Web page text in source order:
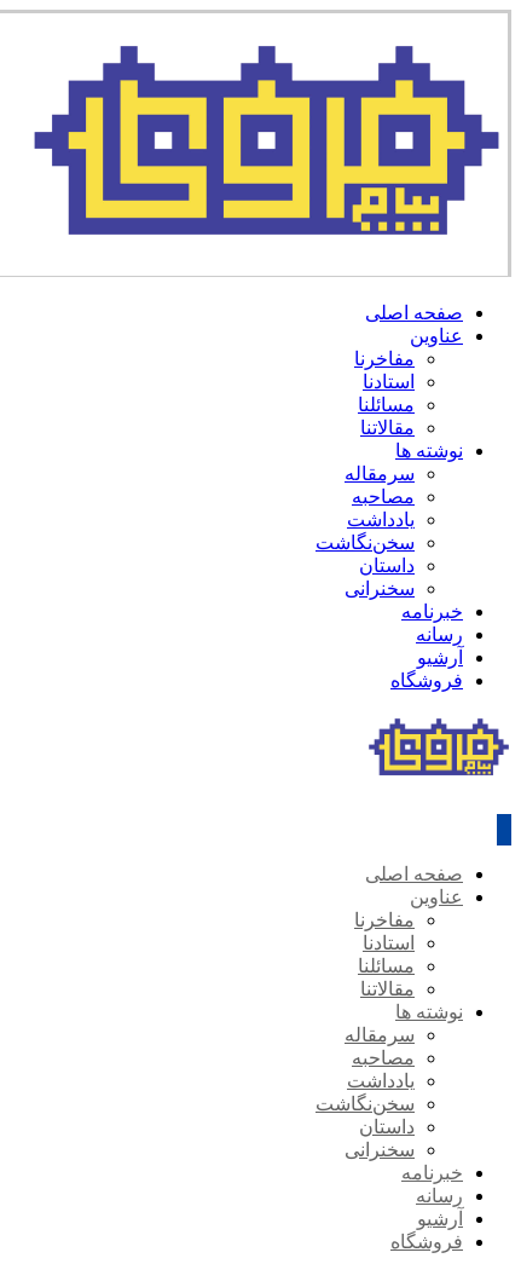
صفحه اصلی
عناوین
مفاخرنا
استادنا
مسائلنا
مقالاتنا
نوشته ها
سرمقاله
مصاحبه
یادداشت
سخن‌نگاشت
داستان
سخنرانی
خبرنامه
رسانه
آرشیو
فروشگاه
صفحه اصلی
عناوین
مفاخرنا
استادنا
مسائلنا
مقالاتنا
نوشته ها
سرمقاله
مصاحبه
یادداشت
سخن‌نگاشت
داستان
سخنرانی
خبرنامه
رسانه
آرشیو
فروشگاه